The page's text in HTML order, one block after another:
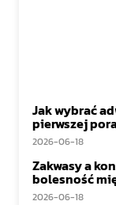
Jak wybrać
pierwszej
2026-06-18
Zakwasy a
bolesność
2026-06-18